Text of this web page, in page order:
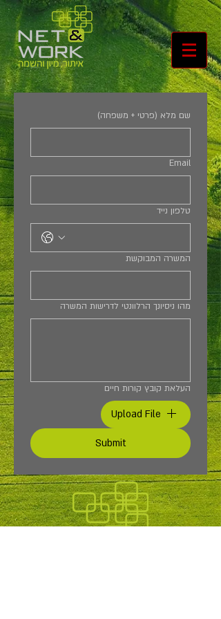
שם מלא (פרטי + משפחה)
Email
טלפון נייד
המשרה המבוקשת
מהו ניסיונך הרלוונטי לדרישות המשרה
העלאת קובץ קורות חיים
Upload File
Submit